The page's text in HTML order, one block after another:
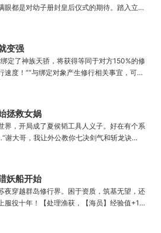
眼都是对幼子册封皇后仪式的期待。踏入立政
李二彻底破防了。“稚奴！你咋和媚娘在一
能够带着大唐二十个平行位面完成“世界上只有
就，便可以立地成仙。李清表示，成仙都是次
想看乐子。这是一个带着李世民暴打后世昏君
变强
定了神族天骄，将获得等同于对方150%的修
速度！”“与绑定对象产生修行相关事宜，可获
”“祝您修行愉快！”……蓦然回首，发现。你，
拯救女娲
界，开局成了夏侯韬工具人义子。好在有个系
谢大哥，我让外公教你七决剑气和斩龙诀
，江湖危险，这把磐龙剑你拿着用。”“谢大
！
妖船开始
夜穿越群岛修行界。困于资质，筑基无望，还
服役十年！【处理渔获，【海员】经验值+1】
神一怔。“我超，有挂！”只要进行船员工作，